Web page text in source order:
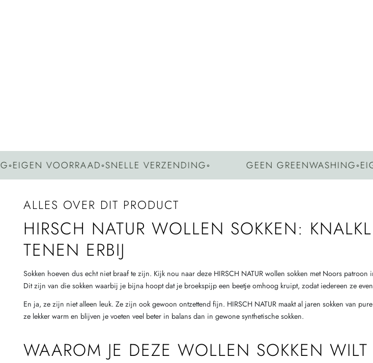
VOORRAAD◦SNELLE VERZENDING◦ GEEN GREENWASHING◦
ALLES OVER DIT PRODUCT
HIRSCH NATUR WOLLEN SOKKEN:
TENEN ERBIJ
Sokken hoeven dus echt niet braaf te zijn. Kijk nou naar deze HIRSCH NATUR wollen sokken met Noors
Dit zijn van die sokken waarbij je bijna hoopt dat je broekspijp een beetje omhoog kruipt, zodat iedereen ze
En ja, ze zijn niet alleen leuk. Ze zijn ook gewoon ontzettend fijn. HIRSCH NATUR maakt al jaren sokken van
ze lekker warm en blijven je voeten veel beter in balans dan in gewone synthetische sokken.
WAAROM JE DEZE WOLLEN SOKKEN WILT